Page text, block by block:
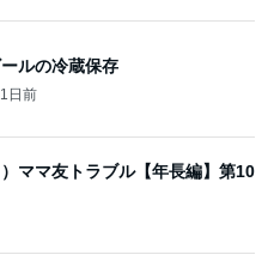
ルの冷蔵保存
1日前
ママ友トラブル【年長編】第10